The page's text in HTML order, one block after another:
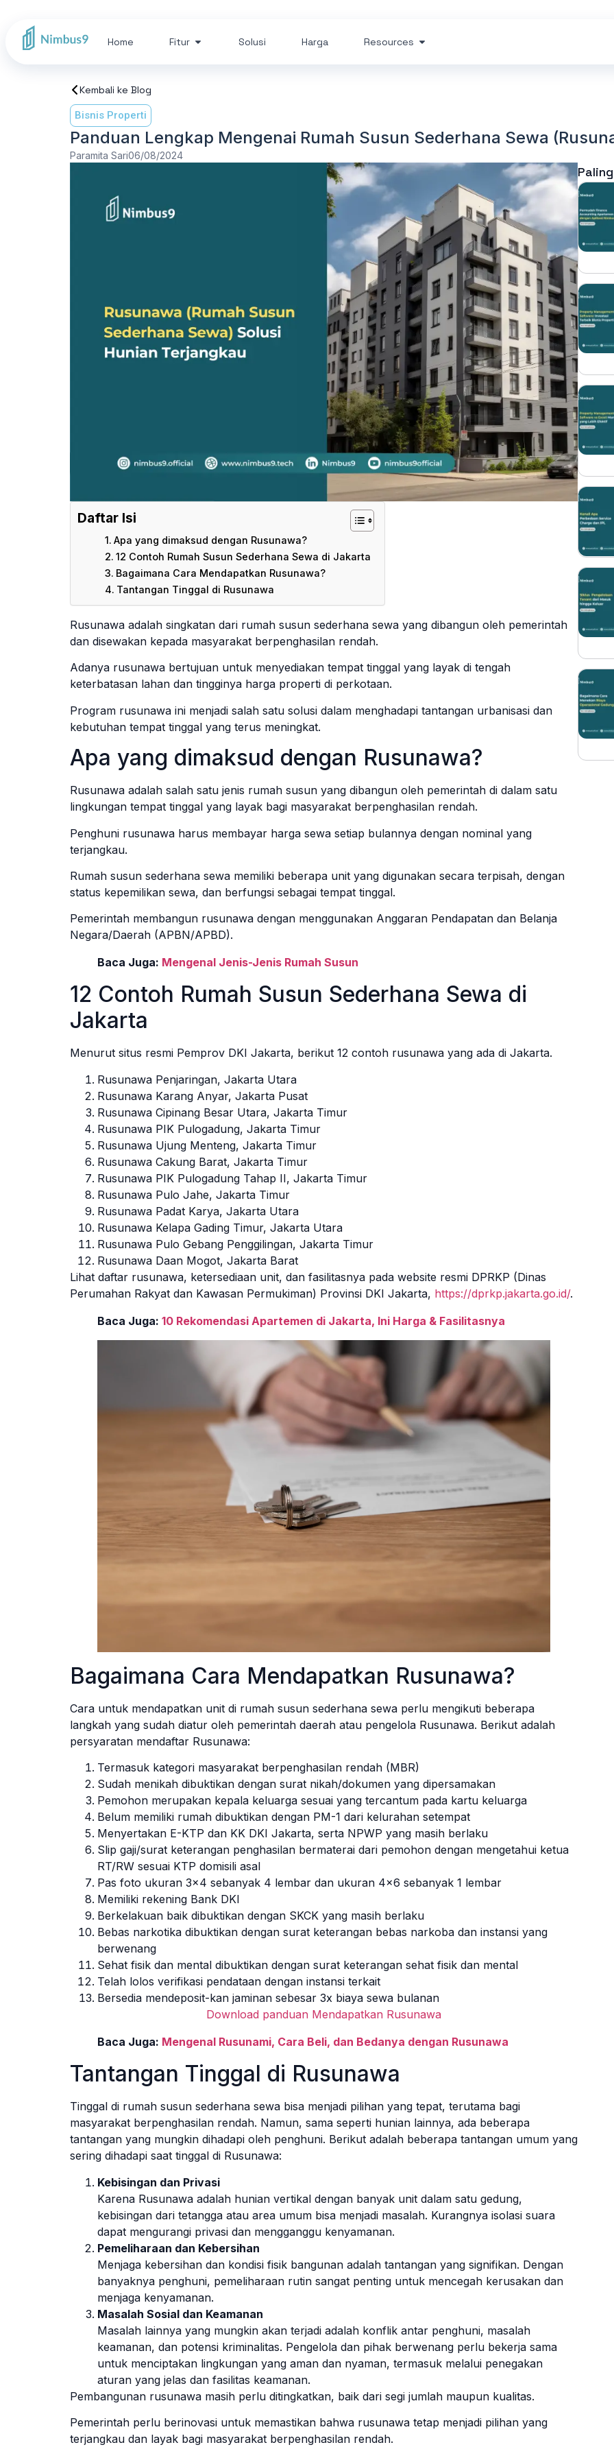
Home Fitur Solusi Harga Resources
Kembali ke Blog
Bisnis Properti
Panduan Lengkap Mengenai Rumah Susun Sederhana Sewa
Paramita Sari06/08/2024
Daftar Isi
Apa yang dimaksud dengan Rusunawa?
12 Contoh Rumah Susun Sederhana Sewa di Jakarta
Bagaimana Cara Mendapatkan Rusunawa?
Tantangan Tinggal di Rusunawa
Rusunawa adalah singkatan dari rumah susun sederhana sewa yang dibangun oleh pemerintah
dan disewakan kepada masyarakat berpenghasilan rendah.
Adanya rusunawa bertujuan untuk menyediakan tempat tinggal yang layak di tengah
keterbatasan lahan dan tingginya harga properti di perkotaan.
Program rusunawa ini menjadi salah satu solusi dalam menghadapi tantangan urbanisasi dan
kebutuhan tempat tinggal yang terus meningkat.
Apa yang dimaksud dengan Rusunawa?
Rusunawa adalah salah satu jenis rumah susun yang dibangun oleh pemerintah di dalam satu
lingkungan tempat tinggal yang layak bagi masyarakat berpenghasilan rendah.
Penghuni rusunawa harus membayar harga sewa setiap bulannya dengan nominal yang
terjangkau.
Rumah susun sederhana sewa memiliki beberapa unit yang digunakan secara terpisah, dengan
status kepemilikan sewa, dan berfungsi sebagai tempat tinggal.
Pemerintah membangun rusunawa dengan menggunakan Anggaran Pendapatan dan Belanja
Negara/Daerah (APBN/APBD).
Baca Juga: Mengenal Jenis-Jenis Rumah Susun
12 Contoh Rumah Susun Sederhana Sewa di
Jakarta
Menurut situs resmi Pemprov DKI Jakarta, berikut 12 contoh rusunawa yang ada di Jakarta.
Rusunawa Penjaringan, Jakarta Utara
Rusunawa Karang Anyar, Jakarta Pusat
Rusunawa Cipinang Besar Utara, Jakarta Timur
Rusunawa PIK Pulogadung, Jakarta Timur
Rusunawa Ujung Menteng, Jakarta Timur
Rusunawa Cakung Barat, Jakarta Timur
Rusunawa PIK Pulogadung Tahap II, Jakarta Timur
Rusunawa Pulo Jahe, Jakarta Timur
Rusunawa Padat Karya, Jakarta Utara
Rusunawa Kelapa Gading Timur, Jakarta Utara
Rusunawa Pulo Gebang Penggilingan, Jakarta Timur
Rusunawa Daan Mogot, Jakarta Barat
Lihat daftar rusunawa, ketersediaan unit, dan fasilitasnya pada website resmi DPRKP (Dinas
Perumahan Rakyat dan Kawasan Permukiman) Provinsi DKI Jakarta, https://dprkp.jakarta.go.id/.
Baca Juga: 10 Rekomendasi Apartemen di Jakarta, Ini Harga & Fasilitasnya
Bagaimana Cara Mendapatkan Rusunawa?
Cara untuk mendapatkan unit di rumah susun sederhana sewa perlu mengikuti beberapa
langkah yang sudah diatur oleh pemerintah daerah atau pengelola Rusunawa. Berikut adalah
persyaratan mendaftar Rusunawa:
Termasuk kategori masyarakat berpenghasilan rendah (MBR)
Sudah menikah dibuktikan dengan surat nikah/dokumen yang dipersamakan
Pemohon merupakan kepala keluarga sesuai yang tercantum pada kartu keluarga
Belum memiliki rumah dibuktikan dengan PM-1 dari kelurahan setempat
Menyertakan E-KTP dan KK DKI Jakarta, serta NPWP yang masih berlaku
Slip gaji/surat keterangan penghasilan bermaterai dari pemohon dengan mengetahui ketua
RT/RW sesuai KTP domisili asal
Pas foto ukuran 3×4 sebanyak 4 lembar dan ukuran 4×6 sebanyak 1 lembar
Memiliki rekening Bank DKI
Berkelakuan baik dibuktikan dengan SKCK yang masih berlaku
Bebas narkotika dibuktikan dengan surat keterangan bebas narkoba dan instansi yang
berwenang
Sehat fisik dan mental dibuktikan dengan surat keterangan sehat fisik dan mental
Telah lolos verifikasi pendataan dengan instansi terkait
Bersedia mendeposit-kan jaminan sebesar 3x biaya sewa bulanan
Download panduan Mendapatkan Rusunawa
Baca Juga: Mengenal Rusunami, Cara Beli, dan Bedanya dengan Rusunawa
Tantangan Tinggal di Rusunawa
Tinggal di rumah susun sederhana sewa bisa menjadi pilihan yang tepat, terutama bagi
masyarakat berpenghasilan rendah. Namun, sama seperti hunian lainnya, ada beberapa
tantangan yang mungkin dihadapi oleh penghuni. Berikut adalah beberapa tantangan umum yang
sering dihadapi saat tinggal di Rusunawa:
Kebisingan dan Privasi
Karena Rusunawa adalah hunian vertikal dengan banyak unit dalam satu gedung,
kebisingan dari tetangga atau area umum bisa menjadi masalah. Kurangnya isolasi suara
dapat mengurangi privasi dan mengganggu kenyamanan.
Pemeliharaan dan Kebersihan
Menjaga kebersihan dan kondisi fisik bangunan adalah tantangan yang signifikan. Dengan
banyaknya penghuni, pemeliharaan rutin sangat penting untuk mencegah kerusakan dan
menjaga kenyamanan.
Masalah Sosial dan Keamanan
Masalah lainnya yang mungkin akan terjadi adalah konflik antar penghuni, masalah
keamanan, dan potensi kriminalitas. Pengelola dan pihak berwenang perlu bekerja sama
untuk menciptakan lingkungan yang aman dan nyaman, termasuk melalui penegakan
aturan yang jelas dan fasilitas keamanan.
Pembangunan rusunawa masih perlu ditingkatkan, baik dari segi jumlah maupun kualitas.
Pemerintah perlu berinovasi untuk memastikan bahwa rusunawa tetap menjadi pilihan yang
terjangkau dan layak bagi masyarakat berpenghasilan rendah.